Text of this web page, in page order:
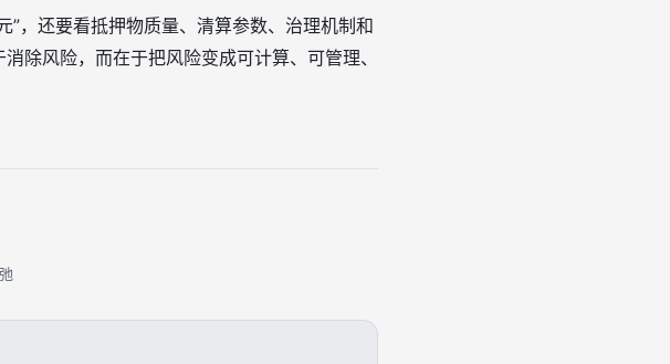
”，还要看抵押物质量、清算参数、治理机制和
除风险，而在于把风险变成可计算、可管理、